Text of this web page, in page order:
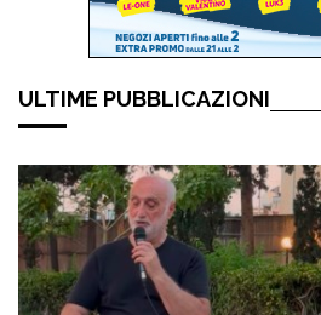
ULTIME PUBBLICAZIONI